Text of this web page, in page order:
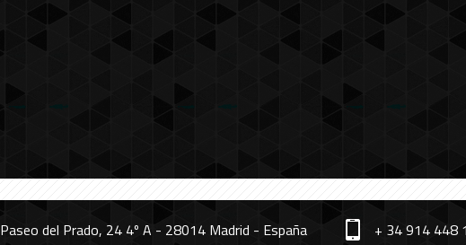
Paseo del Prado, 24 4º A - 28014 Madrid - España + 34 914 448